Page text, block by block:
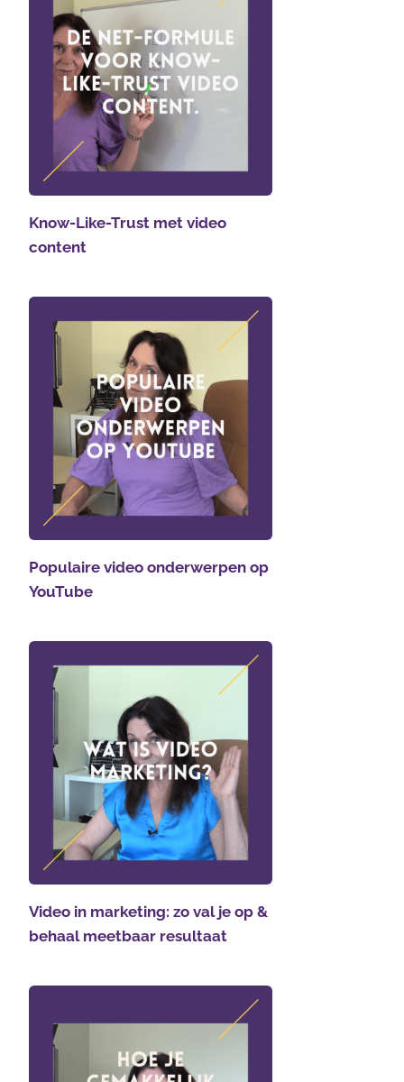
Know-Like-Trust met video
content
Populaire video onderwerpen op
YouTube
Video in marketing: zo val je op &
behaal meetbaar resultaat